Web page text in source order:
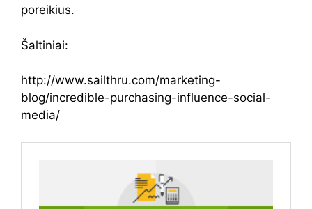
poreikius.
Šaltiniai:
http://www.sailthru.com/marketing-
blog/incredible-purchasing-influence-social-
media/